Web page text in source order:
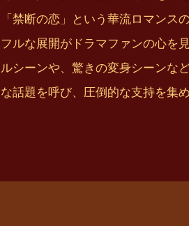
「禁断の恋」という華流ロマン
フルな展開がドラマファンの心を
ルシーンや、驚きの変身シーンな
な話題を呼び、圧倒的な支持を集